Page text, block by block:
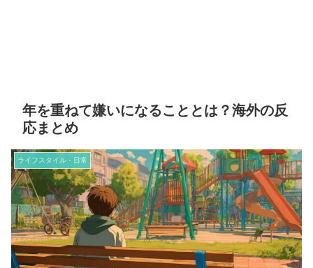
年を重ねて嫌いになることとは？海外の反
応まとめ
ライフスタイル・日常